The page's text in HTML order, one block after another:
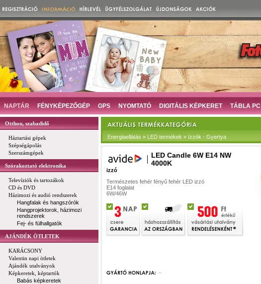
NAPTÁR FÉNYKÉPEZŐGÉP GPS NYOMTATÓ DIGITÁLIS KÉPKERET TÁBLA PC
Otthon, szabadidő
Háztartási gépek
Szépségápolás
Szerszámgépek
Szórakoztató elektronika
Televíziók és tartozákok
CD és DVD
Házimozi és audió rendszerek
Hangfalak és hangszórók
Hangprojektorok, házimozi
rendszerek
Fej- és fülhallgatók
AJÁNDÉK ÖTLETEK
KARÁCSONY
Valentin napi ötletek
Ajándék utalványok
Képkeretek, képtartók
Babás képkeretek
Energiaellátás » LED termékek » Izzók - Gyertya
LED Candle 6W E14 NW
4000K
izzó
Természetes fehér fényű fehér LED izzó
E14 foglalat
6W/46W
-